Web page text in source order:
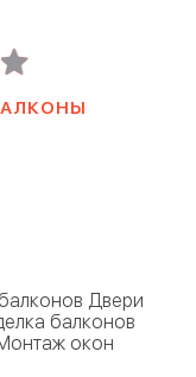
Двери
балконов
окон